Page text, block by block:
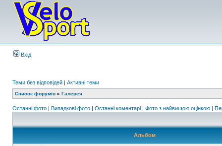
Вхід
Теми без відповідей | Активні теми
Список форумів » Галерея
Останні фото | Випадкові фото | Останні коментарі | Фото з найвищою оцінкою |
Альбом